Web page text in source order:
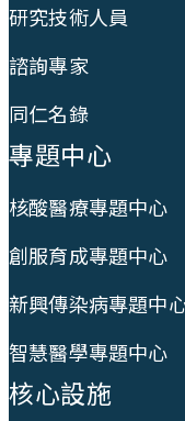
研究技術人員
諮詢專家
同仁名錄
專題中心
核酸醫療專題中心
創服育成專題中心
新興傳染病專題中
智慧醫學專題中心
核心設施